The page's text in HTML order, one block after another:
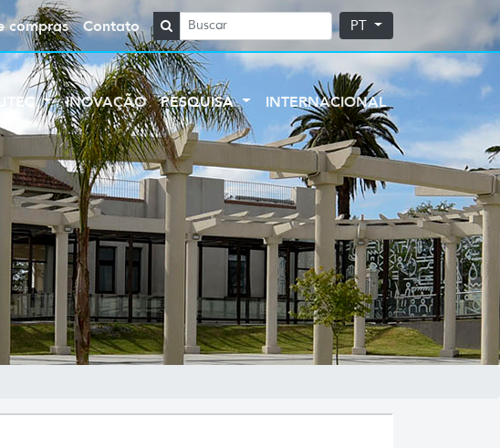
compras Contato PT
INOVAÇÃO PESQUISA INTERNACIONAL